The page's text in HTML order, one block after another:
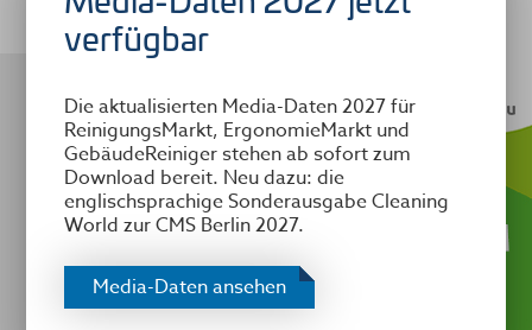
verfügbar
Die aktualisierten Media-Daten 2027 für
ReinigungsMarkt, ErgonomieMarkt und
GebäudeReiniger stehen ab sofort zum
Download bereit. Neu dazu: die
englischsprachige Sonderausgabe Cleaning
World zur CMS Berlin 2027.
Media-Daten ansehen